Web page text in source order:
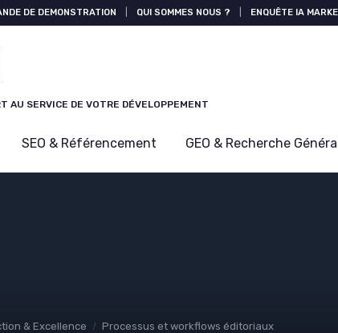
DE DEMONSTRATION QUI SOMMES NOUS ? ENQUÊTE IA
AU SERVICE DE VOTRE DÉVELOPPEMENT
SEO & Référencement GEO & Recherche
& Excellence Processus et workflows éditoriaux